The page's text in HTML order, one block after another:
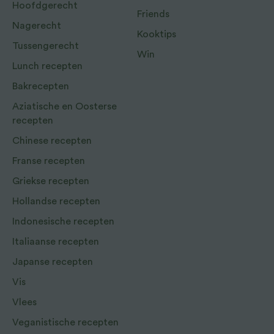
Hoofdgerecht
Nagerecht
Tussengerecht
Lunch recepten
Bakrecepten
Aziatische en Oosterse
recepten
Chinese recepten
Franse recepten
Griekse recepten
Hollandse recepten
Indonesische recepten
Italiaanse recepten
Japanse recepten
Vis
Vlees
Veganistische recepten
Friends
Kooktips
Win